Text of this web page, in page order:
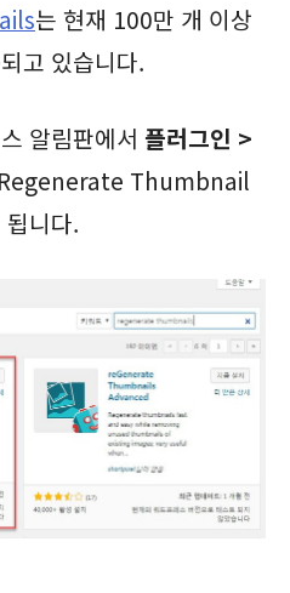
는 현재 100만 개 이상
고 있습니다.
알림판에서 플러그인 >
Thumbnail
니다.